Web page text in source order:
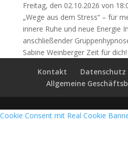
Freitag, den 02.10.2026 von
„Wege aus dem Stress“ – für
innere Ruhe und neue Energie
anschließender
Sabine Weinberger Zeit für
Kontakt
Datenschutz
Allgemeine
Cookie Consent mit Real Cookie